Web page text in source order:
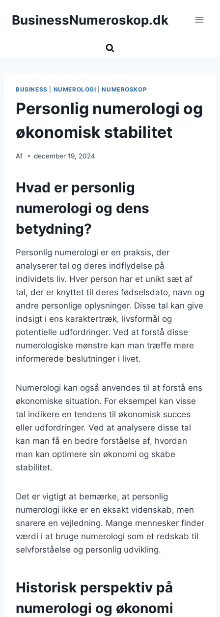
BusinessNumeroskop.dk
BUSINESS NUMEROLOGI |NUMEROSKOP
Personlig numerologi og
økonomisk stabilitet
Af december 19, 2024
Hvad er personlig
numerologi og dens
betydning?
Personlig numerologi er en praksis, der
analyserer tal og deres indflydelse på
individets liv. Hver person har et unikt sæt af
tal, der er knyttet til deres fødselsdato, navn og
andre personlige oplysninger. Disse tal kan give
indsigt i ens karaktertræk, livsformål og
potentielle udfordringer. Ved at forstå disse
numerologiske mønstre kan man træffe mere
informerede beslutninger i livet.
Numerologi kan også anvendes til at forstå ens
økonomiske situation. For eksempel kan visse
tal indikere en tendens til økonomisk succes
eller udfordringer. Ved at analysere disse tal
kan man få en bedre forståelse af, hvordan
man kan optimere sin økonomi og skabe
stabilitet.
Det er vigtigt at bemærke, at personlig
numerologi ikke er en eksakt videnskab, men
snarere en vejledning. Mange mennesker finder
værdi i at bruge numerologi som et redskab til
selvforståelse og personlig udvikling.
Historisk perspektiv på
numerologi og økonomi